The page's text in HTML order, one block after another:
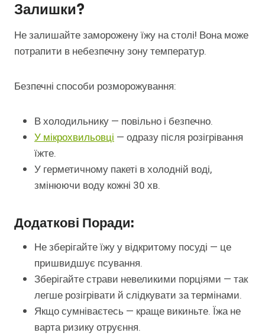
Залишки?
Не залишайте заморожену їжу на столі! Вона може
потрапити в небезпечну зону температур.
Безпечні способи розморожування:
В холодильнику — повільно і безпечно.
У мікрохвильовці — одразу після розігрівання
їжте.
У герметичному пакеті в холодній воді,
змінюючи воду кожні 30 хв.
Додаткові Поради:
Не зберігайте їжу у відкритому посуді — це
пришвидшує псування.
Зберігайте страви невеликими порціями — так
легше розігрівати й слідкувати за термінами.
Якщо сумніваєтесь — краще викиньте. Їжа не
варта ризику отруєння.